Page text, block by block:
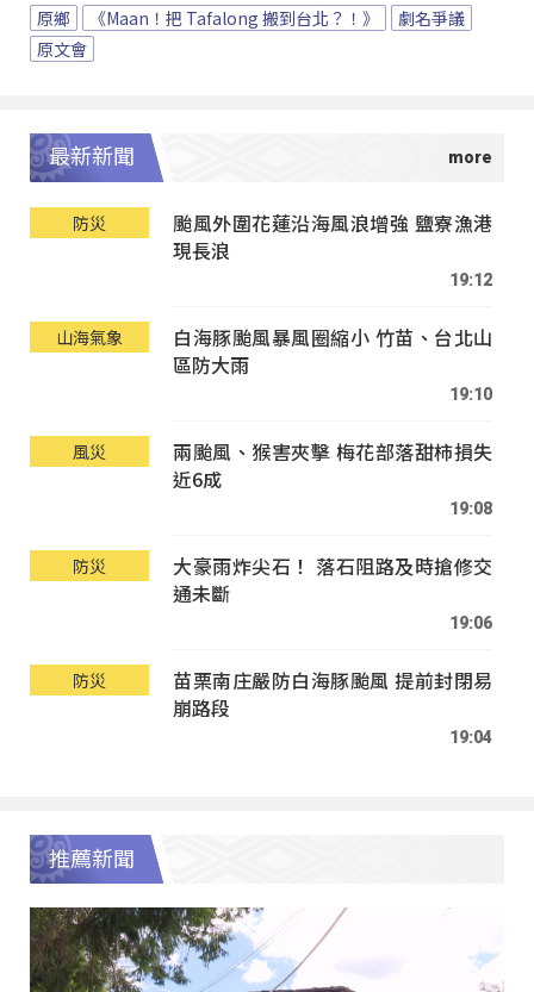
原鄉 《Maan！把 Tafalong 搬到台北？！》
劇名爭議
原文會
最新新聞
防災
颱風外圍花蓮沿海風浪增強 鹽寮漁港
現長浪
19:12
山海氣象
白海豚颱風暴風圈縮小 竹苗、台北山
區防大雨
19:10
風災
兩颱風、猴害夾擊 梅花部落甜柿損失
近6成
19:08
防災
大豪雨炸尖石！ 落石阻路及時搶修交
通未斷
19:06
防災
苗栗南庄嚴防白海豚颱風 提前封閉易
崩路段
19:04
推薦新聞